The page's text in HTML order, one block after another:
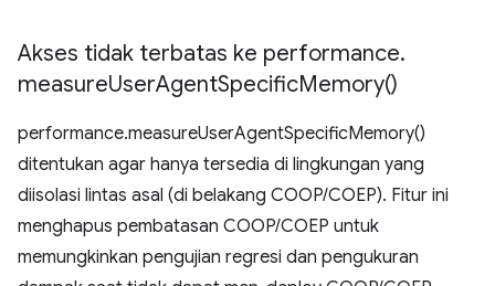
Akses tidak terbatas ke performance.
measureUserAgentSpecificMemory()
performance.measureUserAgentSpecificMemory()
ditentukan agar hanya tersedia di lingkungan yang
diisolasi lintas asal (di belakang COOP/COEP). Fitur ini
menghapus pembatasan COOP/COEP untuk
memungkinkan pengujian regresi dan pengukuran